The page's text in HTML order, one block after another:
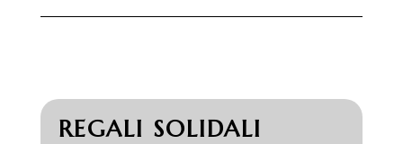
REGALI SOLIDALI